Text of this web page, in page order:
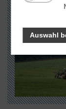
Auswahl